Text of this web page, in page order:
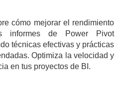
cómo mejorar el rendimiento
informes de Power Pivot
técnicas efectivas y prácticas
Optimiza la velocidad y
en tus proyectos de BI.